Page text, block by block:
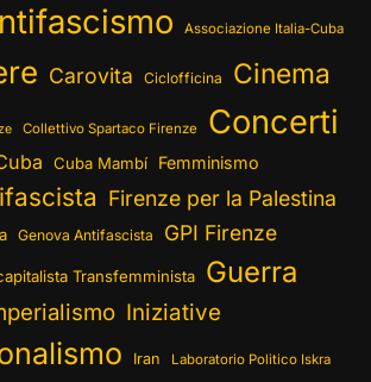
Associazione Italia-Cuba
Carovita Ciclofficina Cinema
Collettivo Spartaco Firenze Concerti
Cuba Mambí Femminismo
Firenze per la Palestina
Genova Antifascista GPI Firenze
Transfemminista Guerra
Iniziative
Iran Laboratorio Politico Iskra